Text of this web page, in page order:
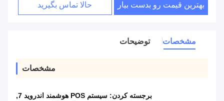
بهترین قیمت رو بدست بیار حالا تماس بگیرید
مشخصات توضیحات
مشخصات
برجسته کردن: سیستم POS هوشمند اندروید 7
,